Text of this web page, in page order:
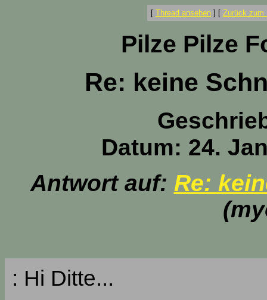
[ Thread ansehen ] [ Zurück zum
Pilze Pilze
Re: keine
Datum: 24.
Antwort auf: Re:
: Hi Ditte...